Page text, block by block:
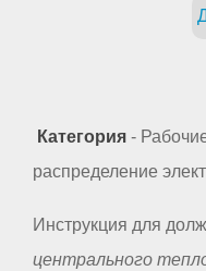
Категория -
распределение
Инструкция для
центрального